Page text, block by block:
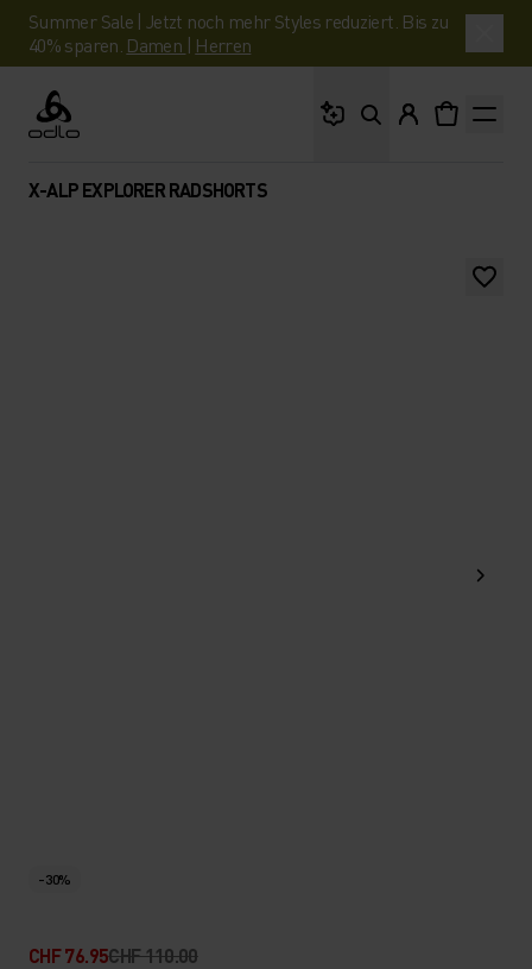
Summer Sale | Jetzt noch mehr Styles reduziert. Bis zu
40% sparen. Damen | Herren
Odlo
X-ALP EXPLORER RADSHORTS
-30%
CHF 76.95CHF 110.00